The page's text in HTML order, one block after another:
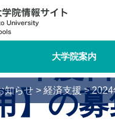
大学院案内
知らせ > 経済支援>2024
年度
】の